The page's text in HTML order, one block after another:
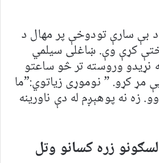
بې سارې تودوخې پر مهال د
کړې وې. ښاغلی سیلمي
نړيدو وروسته تر څو ساعتو
مړ کړو. ” نوموړی زیاتوي:”ما
وو. زه نه پوهېږم له دې ناورینه
زره کسانو وتل